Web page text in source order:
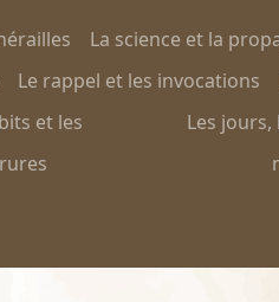
La science et la
Le rappel et les invocations
et les
Les